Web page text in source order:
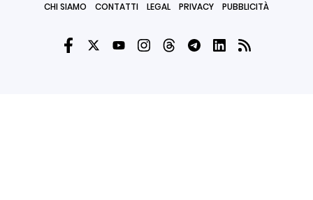
CHI SIAMO CONTATTI LEGAL PRIVACY PUBBLICITÀ